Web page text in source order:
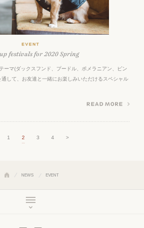
festivals for 2020 Spring
ーマ(ダックスフンド、プードル、ポメラニアン、ピン
して、お友達と一緒にお楽しみいただけるスペシャル
1 2 3 4 >
NEWS EVENT